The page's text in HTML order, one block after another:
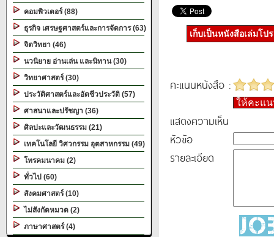
คอมพิวเตอร์ (88)
ธุรกิจ เศรษฐศาสตร์และการจัดการ (63)
จิตวิทยา (46)
นวนิยาย อ่านเล่น และนิทาน (30)
วิทยาศาสตร์ (30)
ประวัติศาสตร์และอัตชีวประวัติ (57)
ศาสนาและปรัชญา (36)
ศิลปะและวัฒนธรรม (21)
เทคโนโลยี วิศวกรรม อุตสาหกรรม (49)
โทรคมนาคม (2)
ทั่วไป (60)
สังคมศาสตร์ (10)
ไม่สังกัดหมวด (2)
ภาษาศาสตร์ (4)
เก็บเป็นหนังสือเล่มโป
คะแนนหนังสือ :
ให้คะแ
แสดงความเห็น
หัวข้อ
รายละเอียด